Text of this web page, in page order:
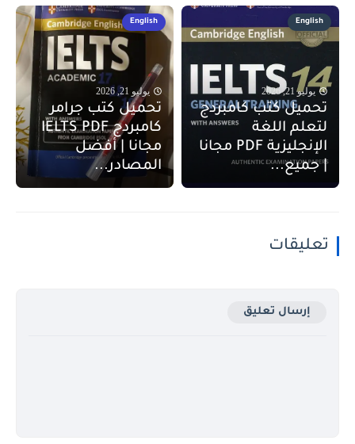
English
يوليو 21, 2026
تحميل كتب كامبردج
لتعلم اللغة
الإنجليزية PDF مجانا
| جميع...
English
يوليو 21, 2026
تحميل كتب جرامر
كامبردج IELTS PDF
مجانا | أفضل
المصادر...
تعليقات
إرسال تعليق